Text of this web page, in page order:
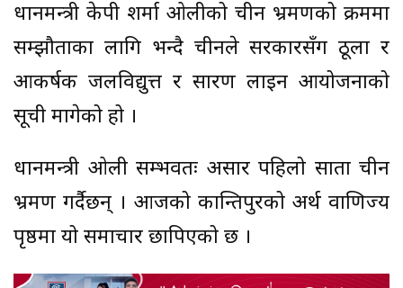
प्रधानमन्त्री केपी शर्मा ओलीको चीन भ्रमणको क्रममा
सम्झौताका लागि भन्दै चीनले सरकारसँग ठूला र
आकर्षक जलविद्युत्त र प्रसारण लाइन आयोजनाको
सूची मागेको हो ।
प्रधानमन्त्री ओली सम्भवतः असार पहिलो साता चीन
भ्रमण गर्दैछन् । आजको कान्तिपुरको अर्थ वाणिज्य
पृष्ठमा यो समाचार छापिएको छ ।